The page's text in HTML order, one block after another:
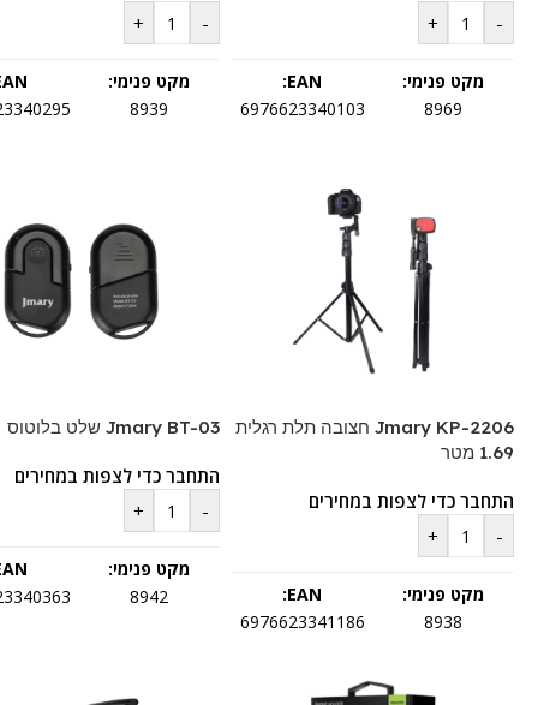
-
+
מקט פנימי:
8969
EAN:
6976623340103
-
+
מקט פנימי:
8939
Jmary KP-2206 חצובה תלת רגלית
1.69 מטר
התחבר כדי לצפות במחירים
-
+
מקט פנימי:
8938
EAN:
6976623341186
Jmary BT-03 שלט בלוטוס
התחבר כדי לצפות במחירים
-
+
מקט פנימי:
8942